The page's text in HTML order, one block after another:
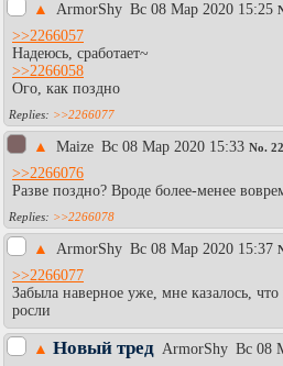
▲ АrmоrShy Вc 08 Мар 2020 15:25
>>2266057
Надеюсь, сработает~
>>2266058
Ого, как поздно
>>2266077
▲ Maize Вc 08 Мар 2020 15:33 No.
>>2266076
Разве поздно? Вроде более-менее
>>2266078
▲ АrmоrShy Вc 08 Мар 2020 15:37
>>2266077
Забыла наверное уже, мне казалось,
росли
▲ Новый тред АrmоrShy Вc 08